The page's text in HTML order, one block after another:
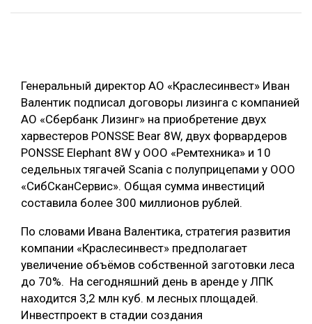
ЛЕСОВОССТАНОВЛЕНИЕ И ЗАЩИТА
ЛОГИСТИКА
ПРОИЗВОДСТВО ДРЕВЕСНЫХ ПЛИТ
ЦБП
КОМПЛЕКСНАЯ ПЕРЕРАБОТКА
ЛЕСОПИЛЕНИЕ
ДЕРЕВЯННОЕ ДОМОСТРОЕНИЕ
БЕЗОПАСНОЕ ПРОИЗВОДСТВО
СОРТИРОВКА ДРЕВЕСИНЫ
ТЕМАТИЧЕСКИЕ ПРОЕКТЫ
ПОДБОРКИ СТАТЕЙ
Генеральный директор АО «Краслесинвест» Иван
Валентик подписал договоры лизинга c компанией
АО «Cбербанк Лизинг» на приобретение двух
харвестеров PONSSE Bear 8W, двух форвардеров
PONSSE Elephant 8W у ООО «Ремтехника» и 10
седельных тягачей Scania с полуприцепами у ООО
«СибСканСервис». Общая сумма инвестиций
составила более 300 миллионов рублей.
По словами Ивана Валентика, стратегия развития
компании «Краслесинвест» предполагает
увеличение объёмов собственной заготовки леса
до 70%. На сегодняшний день в аренде у ЛПК
находится 3,2 млн куб. м лесных площадей.
Инвестпроект в стадии создания